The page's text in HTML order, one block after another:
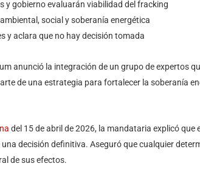
y gobierno evaluarán viabilidad del fracking
social y soberanía energética
y aclara que no hay decisión tomada
anunció la integración de un grupo de expertos
de una estrategia para fortalecer la soberanía
del 15 de abril de 2026, la mandataria explicó que
decisión definitiva. Aseguró que cualquier
de sus efectos.